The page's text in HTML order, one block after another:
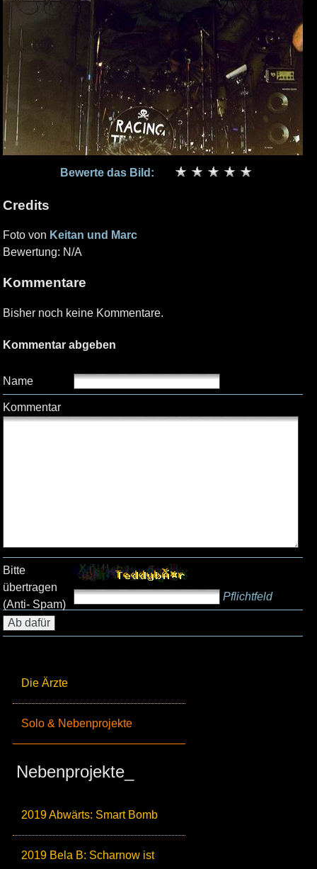
Die Ärzte
Solo & Nebenprojekte
Nebenprojekte_
2019 Abwärts: Smart Bomb
2019 Bela B: Scharnow ist
Bewerte das Bild:
Credits
Foto von Keitan und Marc
Bewertung: N/A
Kommentare
Bisher noch keine Kommentare.
Kommentar abgeben
Name
Kommentar
Bitte
übertragen
(Anti- Spam)
Pflichtfeld